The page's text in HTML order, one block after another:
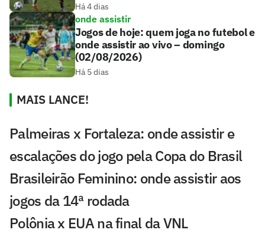
Há 4 dias
onde assistir
Jogos de hoje: quem joga no futebol e
onde assistir ao vivo – domingo
(02/08/2026)
Há 5 dias
MAIS LANCE!
Palmeiras x Fortaleza: onde assistir e
escalações do jogo pela Copa do Brasil
Brasileirão Feminino: onde assistir aos
jogos da 14ª rodada
Polônia x EUA na final da VNL